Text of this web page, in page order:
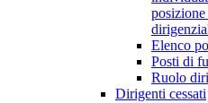
Elenco
Posti di
Ruolo
Dirigenti cessati